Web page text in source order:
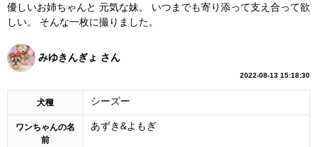
優しいお姉ちゃんと 元気な妹。 いつまでも寄り添って支え合って欲
しい。 そんな一枚に撮りました。
みゆきんぎょ さん
2022-08-13 15:18:30
犬種 シーズー
ワンちゃんの名
前
あずき&よもぎ